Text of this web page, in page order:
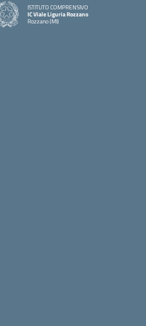
ISTITUTO COMPRENSIVO
IC Viale Liguria Rozzano
Rozzano (MI)